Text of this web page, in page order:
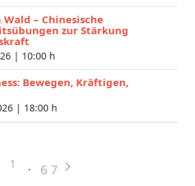
– Chinesische
zur Stärkung
| 10:00 h
Bewegen, Kräftigen,
| 18:00 h
1 6 7